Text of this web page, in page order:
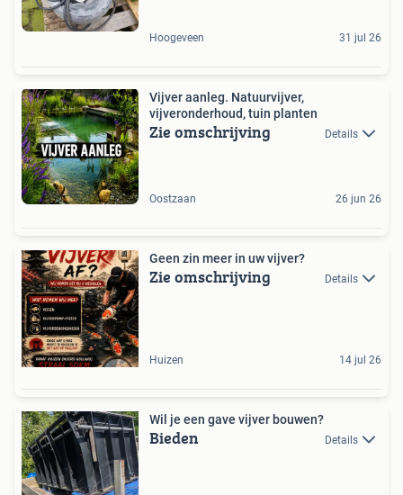
Hoogeveen 31 jul 26
Vijver aanleg. Natuurvijver,
vijveronderhoud, tuin planten
Zie omschrijving Details
Oostzaan 26 jun 26
Geen zin meer in uw vijver?
Zie omschrijving Details
Huizen 14 jul 26
Wil je een gave vijver bouwen?
Bieden Details